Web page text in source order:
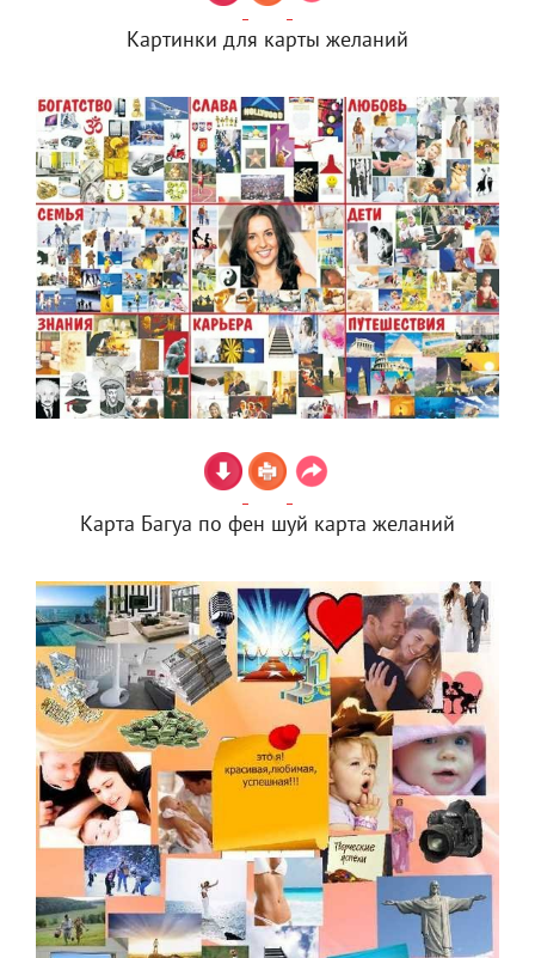
Картинки для карты желаний
Карта Багуа по фен шуй карта желаний